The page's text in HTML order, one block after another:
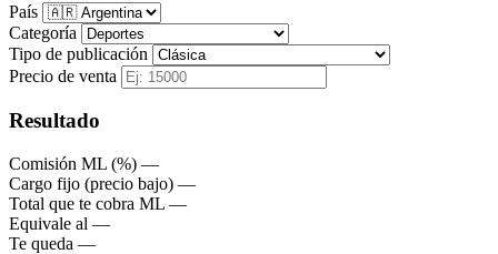
País
Categoría
Tipo de publicación
Precio de venta
Resultado
Comisión ML (%) —
Cargo fijo (precio bajo) —
Total que te cobra ML —
Equivale al —
Te queda —